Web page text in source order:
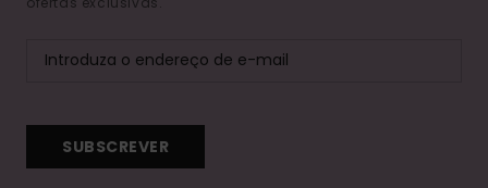
SUBSCREVER